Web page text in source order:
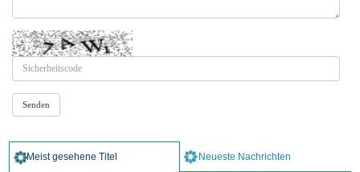
Meist gesehene Titel Neueste Nachrichten